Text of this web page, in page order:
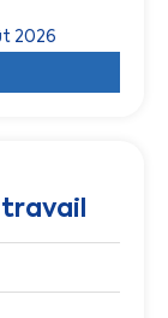
2026